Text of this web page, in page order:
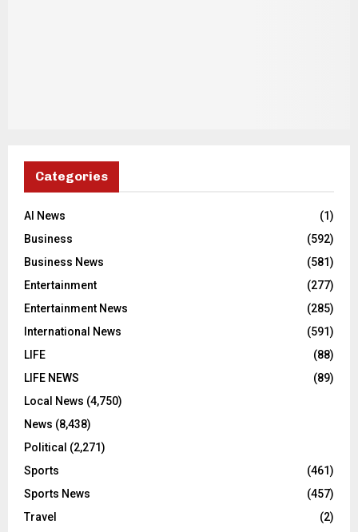
Categories
AI News
(1)
Business
(592)
Business News
(581)
Entertainment
(277)
Entertainment News
(285)
International News
(591)
LIFE
(88)
LIFE NEWS
(89)
Local News (4,750)
News (8,438)
Political (2,271)
Sports
(461)
Sports News
(457)
Travel
(2)